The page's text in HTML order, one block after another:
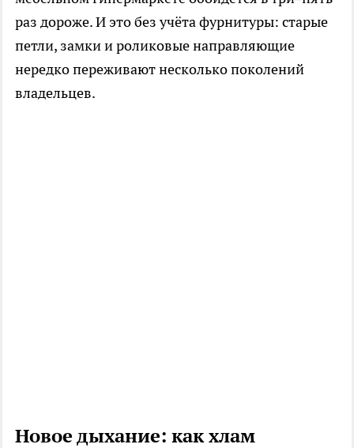
раз дороже. И это без учёта фурнитуры: старые
петли, замки и роликовые направляющие
нередко переживают несколько поколений
владельцев.
Новое дыхание: как хлам